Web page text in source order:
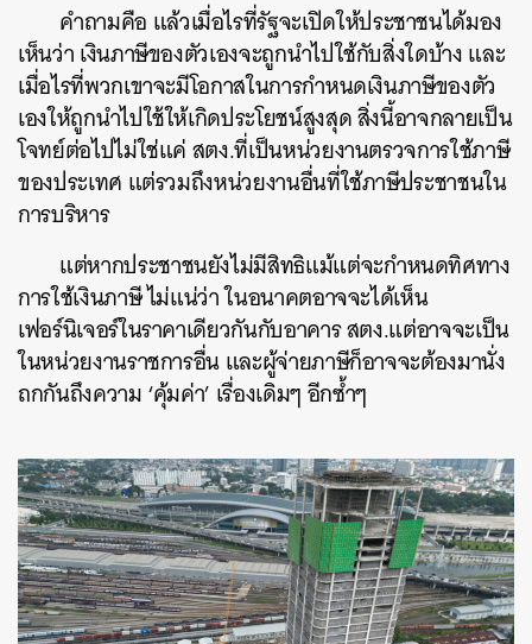
คำถามคือ แล้วเมื่อไรที่รัฐจะเปิดให้ประชาชนได้มอง
เห็นว่า เงินภาษีของตัวเองจะถูกนำไปใช้กับสิ่งใดบ้าง และ
เมื่อไรที่พวกเขาจะมีโอกาสในการกำหนดเงินภาษีของตัว
เองให้ถูกนำไปใช้ให้เกิดประโยชน์สูงสุด สิ่งนี้อาจกลายเป็น
โจทย์ต่อไปไม่ใช่แค่ สตง.ที่เป็นหน่วยงานตรวจการใช้ภาษี
ของประเทศ แต่รวมถึงหน่วยงานอื่นที่ใช้ภาษีประชาชนใน
การบริหาร
แต่หากประชาชนยังไม่มีสิทธิแม้แต่จะกำหนดทิศทาง
การใช้เงินภาษี ไม่แน่ว่า ในอนาคตอาจจะได้เห็น
เฟอร์นิเจอร์ในราคาเดียวกันกับอาคาร สตง.แต่อาจจะเป็น
ในหน่วยงานราชการอื่น และผู้จ่ายภาษีก็อาจจะต้องมานั่ง
ถกกันถึงความ ‘คุ้มค่า’ เรื่องเดิมๆ อีกซ้ำๆ